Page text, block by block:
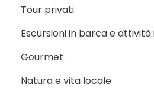
Tour privati
Escursioni in barca e
Gourmet
Natura e vita locale